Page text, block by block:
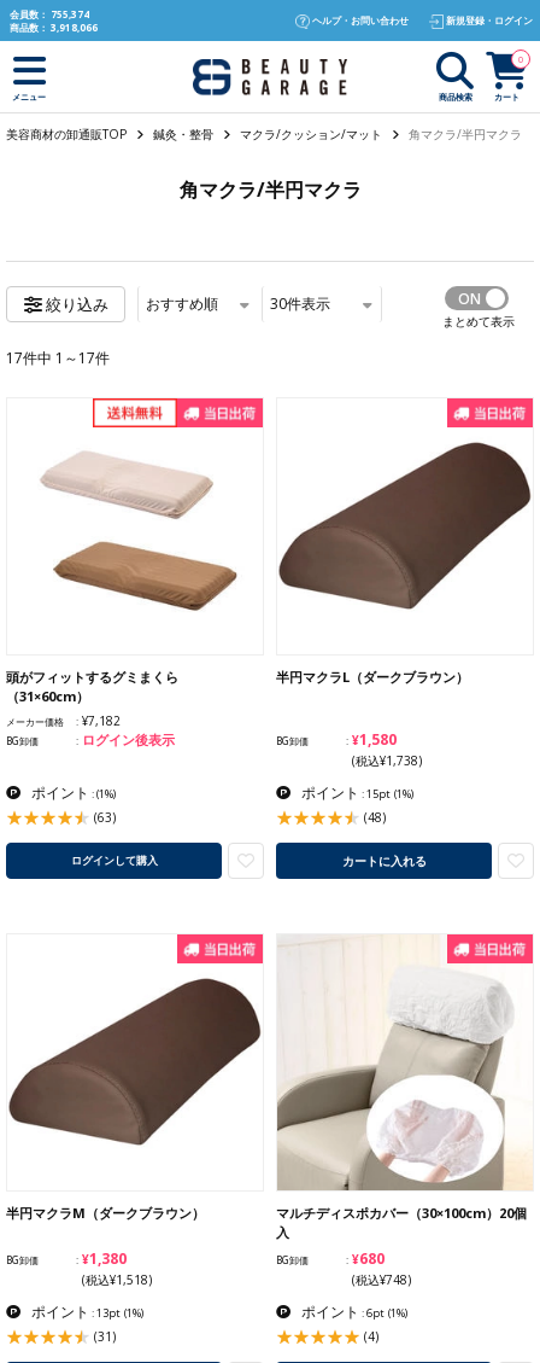
text.skipToContent
text.skipToNavigation
会員数： 755,374
商品数： 3,918,066
ヘルプ・お問い合わせ 新規登録・ログイン
メニュー 商品検索 カート
0
美容商材の卸通販TOP 鍼灸・整骨 マクラ/クッション/マット 角マクラ/半円マクラ
角マクラ/半円マクラ
絞り込み おすすめ順 30件表示
まとめて表示
17件中 1～17件
頭がフィットするグミまくら
（31×60cm）
メーカー価格 ¥7,182
BG卸価 ログイン後表示
ポイント :(1%)
(63)
ログインして購入
半円マクラL（ダークブラウン）
BG卸価 ¥1,580
(税込¥1,738)
ポイント : 15pt (1%)
(48)
カートに入れる
半円マクラM（ダークブラウン）
BG卸価 ¥1,380
(税込¥1,518)
ポイント : 13pt (1%)
(31)
マルチディスポカバー（30×100cm）20個
入
BG卸価 ¥680
(税込¥748)
ポイント : 6pt (1%)
(4)